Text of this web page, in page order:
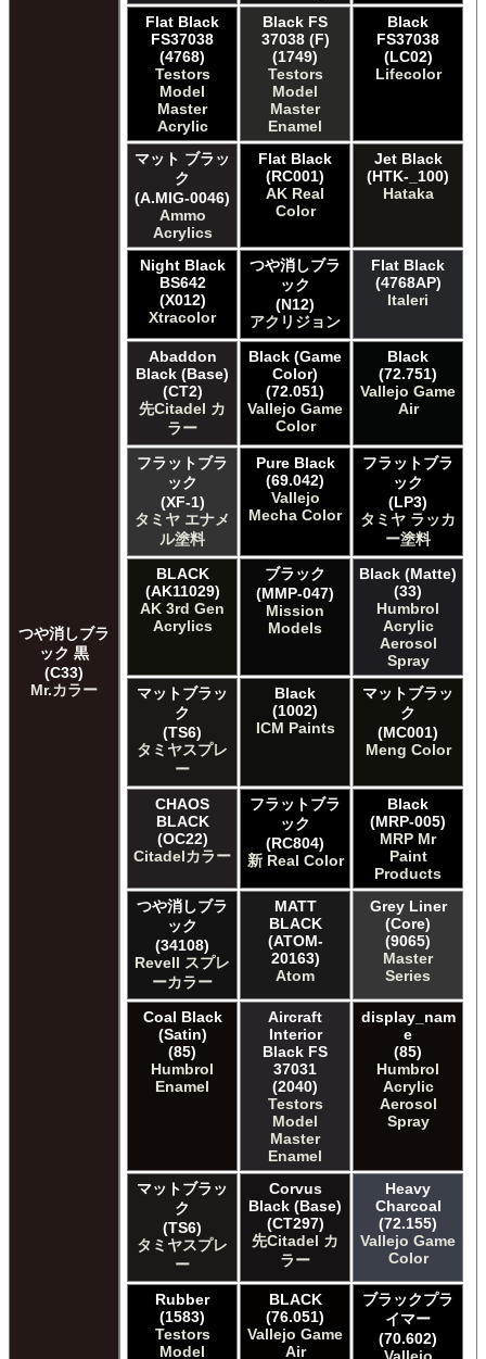
つや消しブラ
ック 黒
(C33)
Mr.カラー
Flat Black
FS37038
(4768)
Testors
Model
Master
Acrylic
Black FS
37038 (F)
(1749)
Testors
Model
Master
Enamel
Black
FS37038
(LC02)
Lifecolor
マット ブラッ
ク
(A.MIG-0046)
Ammo
Acrylics
Flat Black
(RC001)
AK Real
Color
Jet Black
(HTK-_100)
Hataka
Night Black
BS642
(X012)
Xtracolor
つや消しブラ
ック
(N12)
アクリジョン
Flat Black
(4768AP)
Italeri
Abaddon
Black (Base)
(CT2)
先Citadel カ
ラー
Black (Game
Color)
(72.051)
Vallejo Game
Color
Black
(72.751)
Vallejo Game
Air
フラットブラ
ック
(XF-1)
タミヤ エナメ
ル塗料
Pure Black
(69.042)
Vallejo
Mecha Color
フラットブラ
ック
(LP3)
タミヤ ラッカ
ー塗料
BLACK
(AK11029)
AK 3rd Gen
Acrylics
ブラック
(MMP-047)
Mission
Models
Black (Matte)
(33)
Humbrol
Acrylic
Aerosol
Spray
マットブラッ
ク
(TS6)
タミヤスプレ
ー
Black
(1002)
ICM Paints
マットブラッ
ク
(MC001)
Meng Color
CHAOS
BLACK
(OC22)
Citadelカラー
フラットブラ
ック
(RC804)
新 Real Color
Black
(MRP-005)
MRP Mr
Paint
Products
つや消しブラ
ック
(34108)
Revell スプレ
ーカラー
MATT
BLACK
(ATOM-
20163)
Atom
Grey Liner
(Core)
(9065)
Master
Series
Coal Black
(Satin)
(85)
Humbrol
Enamel
Aircraft
Interior
Black FS
37031
(2040)
Testors
Model
Master
Enamel
display_nam
e
(85)
Humbrol
Acrylic
Aerosol
Spray
マットブラッ
ク
(TS6)
タミヤスプレ
ー
Corvus
Black (Base)
(CT297)
先Citadel カ
ラー
Heavy
Charcoal
(72.155)
Vallejo Game
Color
Rubber
(1583)
Testors
Model
BLACK
(76.051)
Vallejo Game
Air
ブラックプラ
イマー
(70.602)